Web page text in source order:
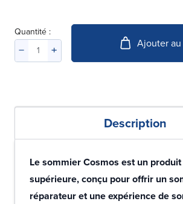
Quantité :
Ajouter
Description
Le sommier Cosmos est un
supérieure, conçu pour offrir un
réparateur et une expérience de